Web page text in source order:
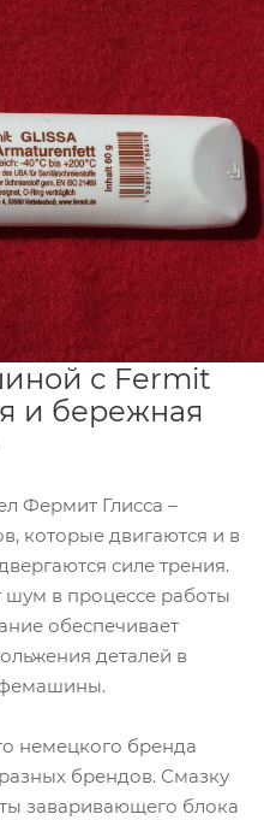
с Fermit
и бережная
Фермит Глисса –
которые двигаются и в
силе трения.
в процессе работы
обеспечивает
деталей в
немецкого бренда
брендов. Смазку
заваривающего блока